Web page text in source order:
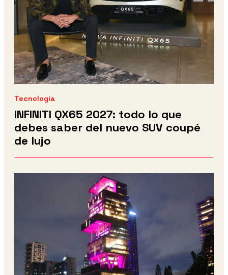
Tecnología
INFINITI QX65 2027: todo lo que
debes saber del nuevo SUV coupé
de lujo